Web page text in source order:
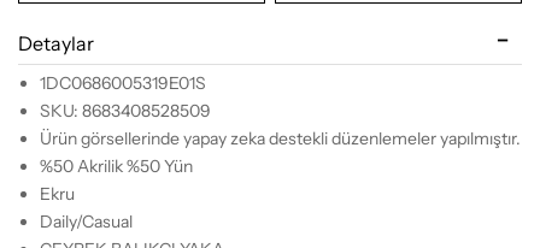
Detaylar
1DC0686005319E01S
SKU: 8683408528509
Ürün görsellerinde yapay zeka destekli düzenlemeler yapılmıştır.
%50 Akrilik %50 Yün
Ekru
Daily/Casual